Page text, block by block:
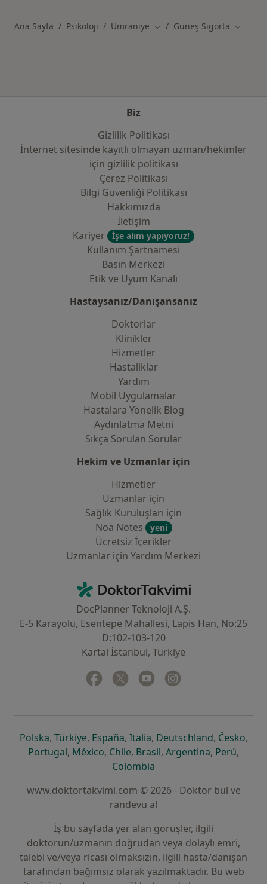
Ana Sayfa Psikoloji Ümraniye Şehir değiştir
Güneş Sigorta Şehir
Biz
Gizlilik Politikası
İnternet sitesinde kayıtlı olmayan uzman/hekimler
i̇çin gizlilik politikası
Çerez Politikası
Bilgi Güvenliği Politikası
Hakkımızda
İletişim
Kariyer
İşe alım yapıyoruz!
Kullanım Şartnamesi
Basın Merkezi
Etik ve Uyum Kanalı
Hastaysanız/Danışansanız
Doktorlar
Klinikler
Hizmetler
Hastaliklar
Yardım
Mobil Uygulamalar
Hastalara Yönelik Blog
Aydınlatma Metni
Sıkça Sorulan Sorular
Hekim ve Uzmanlar için
Hizmetler
Uzmanlar için
Sağlık Kuruluşları için
Noa Notes
yeni
Ücretsiz İçerikler
Uzmanlar için Yardım Merkezi
DoktorTakvimi - Ana Sayfa
DocPlanner Teknoloji A.Ş.
E-5 Karayolu, Esentepe Mahallesi, Lapis Han, No:25
D:102-103-120
Kartal İstanbul, Türkiye
Facebook
yeni bir sekmede açılır
Twitter
yeni bir sekmede açılır
Youtube
yeni bir sekmede açılır
Polskayeni bir sekmede açılır
, Türkiyeyeni bir sekmede açılır
, Españayeni bir sekmede açılır
, Italiayeni bir sekmede açılır
, Deutschlandyeni bir
, Českoyeni
,
Portugalyeni bir sekmede açılır
, Méxicoyeni bir sekmede açılır
, Chileyeni bir sekmede açılır
, Brasilyeni bir sekmede açılır
, Argentinayeni bir
, Perúyeni
,
Colombia
www.doktortakvimi.com © 2026 - Doktor bul ve
randevu al
İş bu sayfada yer alan görüşler, ilgili
doktorun/uzmanın doğrudan veya dolaylı emri,
talebi ve/veya ricası olmaksızın, ilgili hasta/danışan
tarafından bağımsız olarak yazılmaktadır. Bu web